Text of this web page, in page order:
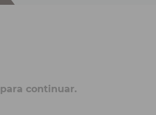
para continuar.